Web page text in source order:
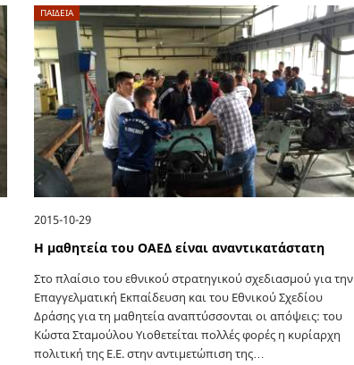
ΠΑΙΔΕΙΑ
2015-10-29
Η μαθητεία του ΟΑΕΔ είναι αναντικατάστατη
Στο πλαίσιο του εθνικού στρατηγικού σχεδιασμού για την
Επαγγελματική Εκπαίδευση και του Εθνικού Σχεδίου
Δράσης για τη μαθητεία αναπτύσσονται οι απόψεις: του
Κώστα Σταμούλου Υιοθετείται πολλές φορές η κυρίαρχη
πολιτική της Ε.Ε. στην αντιμετώπιση της…